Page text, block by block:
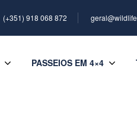
(+351) 918 068 872
PASSEIOS EM 4×4